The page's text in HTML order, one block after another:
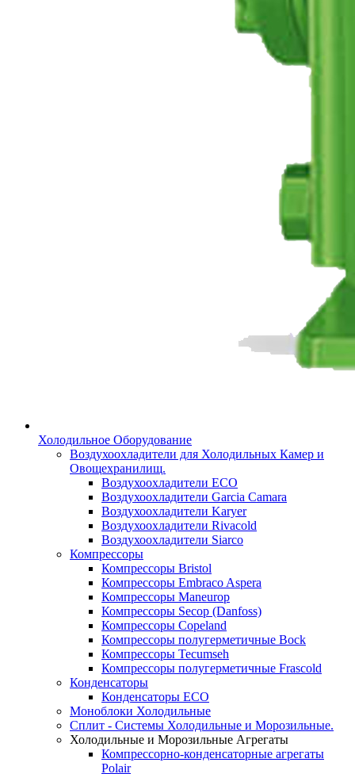
Холодильное Оборудование
Воздухоохладители для Холодильных Камер и
Овощехранилищ.
Воздухоохладители ECO
Воздухоохладители Garcia Camara
Воздухоохладители Karyer
Воздухоохладители Rivacold
Воздухоохладители Siarco
Компрессоры
Компрессоры Bristol
Компрессоры Embraco Aspera
Компрессоры Maneurop
Компрессоры Secop (Danfoss)
Компрессоры Copeland
Компрессоры полугерметичные Bock
Компрессоры Tecumseh
Компрессоры полугерметичные Frascold
Конденсаторы
Конденсаторы ECO
Моноблоки Холодильные
Сплит - Системы Холодильные и Морозильные.
Холодильные и Морозильные Агрегаты
Компрессорно-конденсаторные агрегаты
Polair